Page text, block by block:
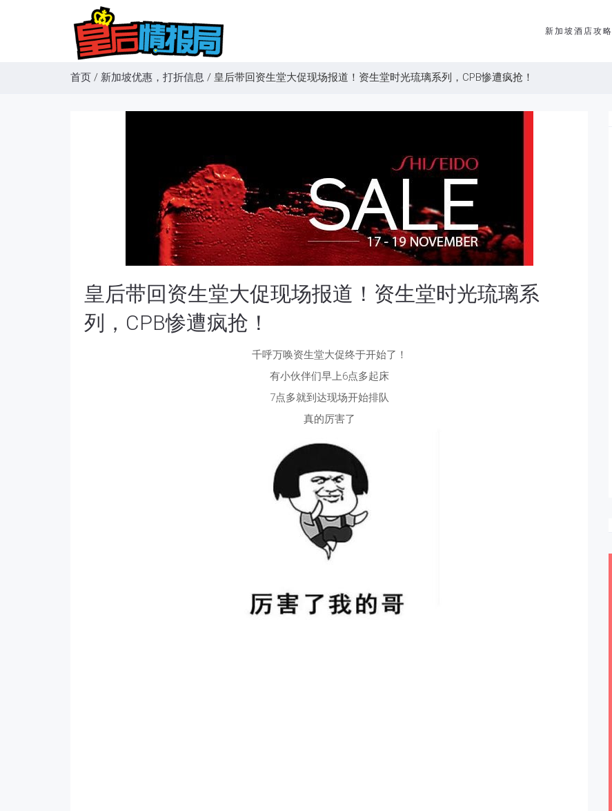
新加坡酒店攻略
首页 / 新加坡优惠，打折信息 / 皇后带回资生堂大促现场报道！资生堂时光琉璃系列，CPB惨遭疯抢！
皇后带回资生堂大促现场报道！资生堂时光琉璃系
列，CPB惨遭疯抢！
千呼万唤资生堂大促终于开始了！
有小伙伴们早上6点多起床
7点多就到达现场开始排队
真的厉害了